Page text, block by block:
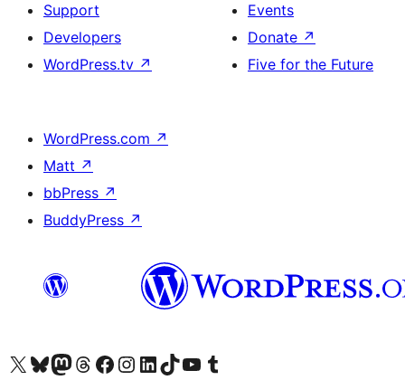
Support
Developers
WordPress.tv ↗
Events
Donate ↗
Five for the Future
WordPress.com ↗
Matt ↗
bbPress ↗
BuddyPress ↗
Visit our X (formerly Twitter) account
ہمارے بلیواسکائی اکاؤنٹ پر جائیں
Visit our Mastodon account
ہمارے ٹھریڈز اکاؤنٹ پر جائیں
Visit our Facebook page
Visit our Instagram account
Visit our LinkedIn account
ہمارے ٹک ٹاک اکاؤنٹ پر جائیں
Visit our YouTube channel
ہمارے ٹمبلر اکاؤنٹ پر جائیں